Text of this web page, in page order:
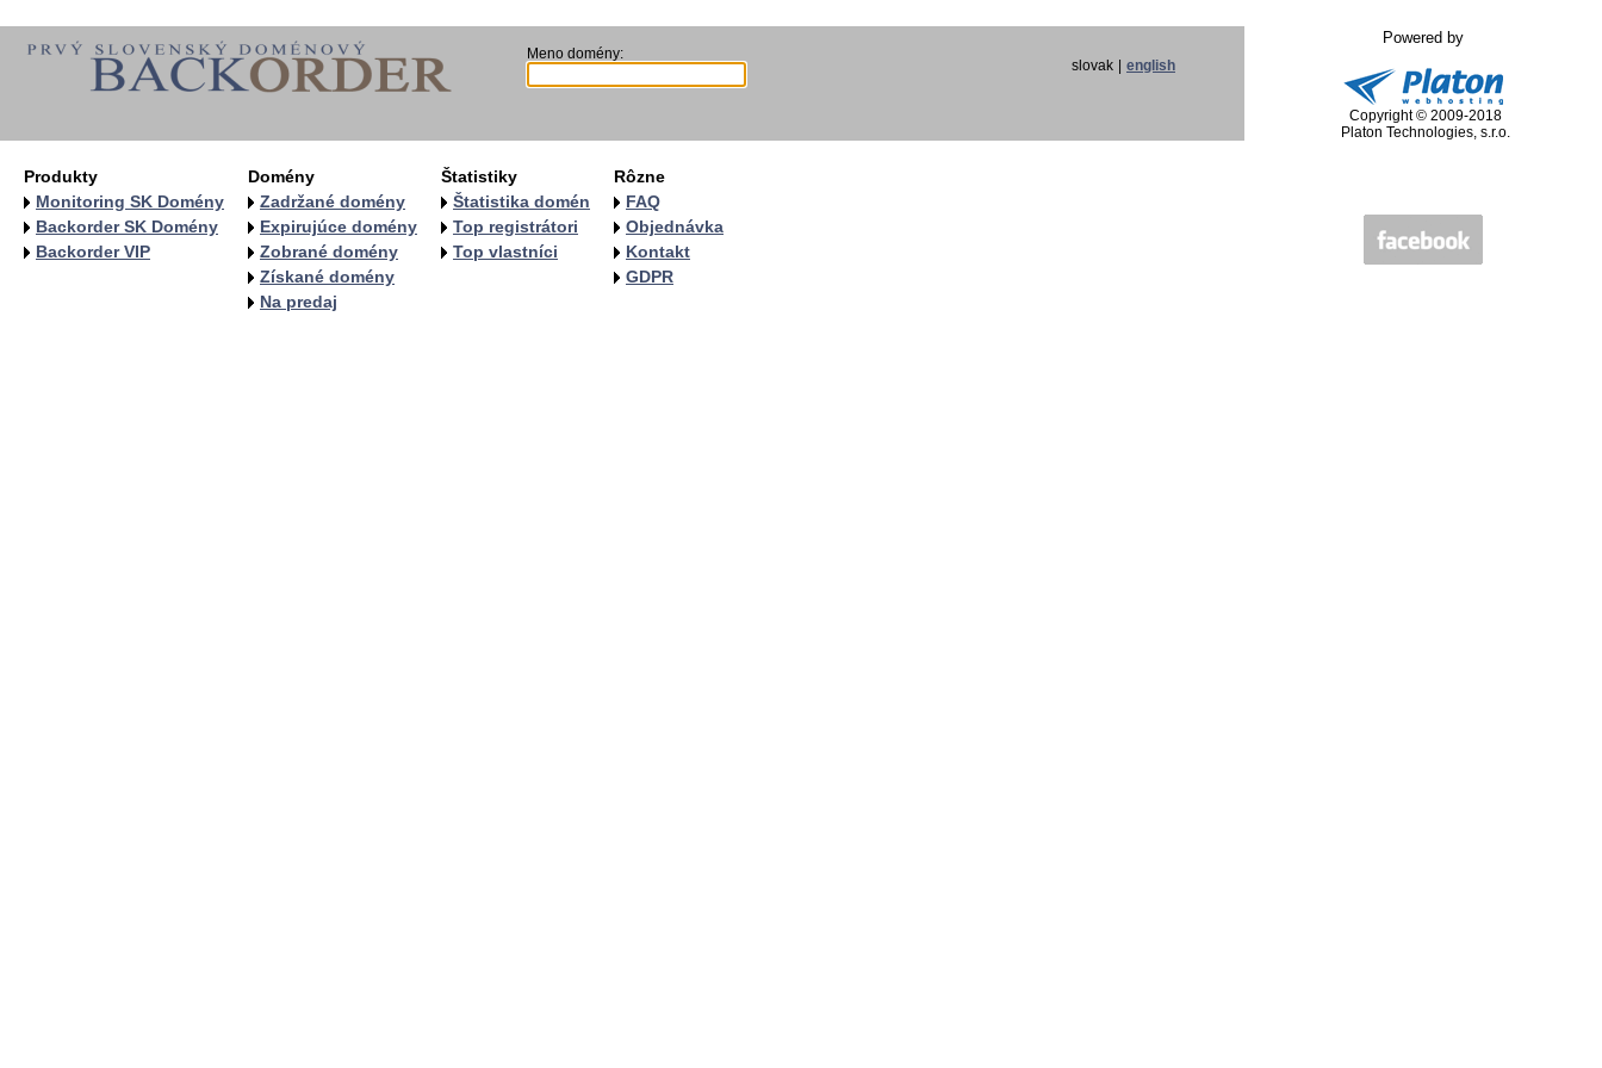
Meno domény:
slovak english
Powered by
Copyright © 2009-2018
Platon Technologies, s.r.o.
Produkty
Monitoring SK Domény
Backorder SK Domény
Backorder VIP
Domény
Zadržané domény
Expirujúce domény
Zobrané domény
Získané domény
Na predaj
Štatistiky
Štatistika domén
Top registrátori
Top vlastníci
Rôzne
FAQ
Objednávka
Kontakt
GDPR